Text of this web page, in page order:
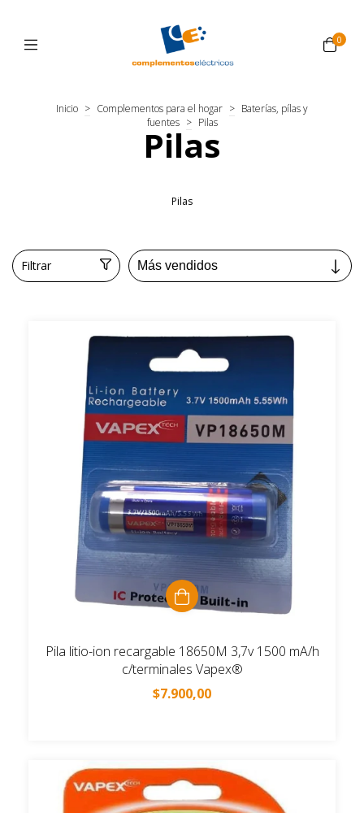
0
Inicio > Complementos para el hogar > Baterías, pílas y
fuentes > Pilas
Pilas
Pilas
Filtrar
Pila litio-ion recargable 18650M 3,7v 1500 mA/h
c/terminales Vapex®
$7.900,00